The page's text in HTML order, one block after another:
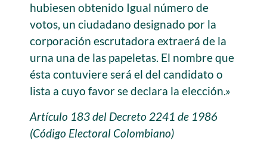
hubiesen obtenido Igual número de
votos, un ciudadano designado por la
corporación escrutadora extraerá de la
urna una de las papeletas. El nombre que
ésta contuviere será el del candidato o
lista a cuyo favor se declara la elección.»
Artículo 183 del Decreto 2241 de 1986
(Código Electoral Colombiano)